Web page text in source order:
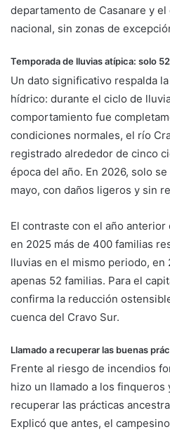
departamento de Casanare y
nacional, sin zonas de
Temporada de lluvias atípica: solo
Un dato significativo respalda
hídrico: durante el ciclo de
comportamiento fue
condiciones normales, el río
registrado alrededor de cinco
época del año. En 2026, solo
mayo, con daños ligeros y sin
El contraste con el año
en 2025 más de 400 familias
lluvias en el mismo periodo, en
apenas 52 familias. Para el
confirma la reducción
cuenca del Cravo Sur.
Llamado a recuperar las buenas
Frente al riesgo de incendios
hizo un llamado a los finqueros
recuperar las prácticas
Explicó que antes, el